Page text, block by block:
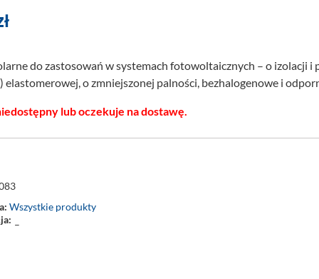
do zastosowań w systemach fotowoltaicznych – o izolacji i
elastomerowej, o zmniejszonej palności, bezhalogenowe i
lub oczekuje na dostawę.
Wszystkie produkty
–